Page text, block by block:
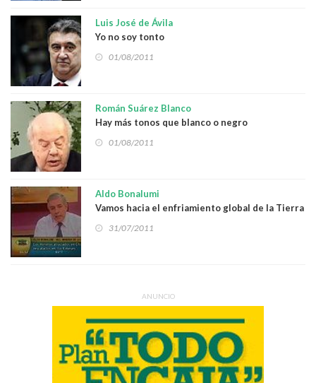
Luis José de Ávila
Yo no soy tonto
01/08/2011
Román Suárez Blanco
Hay más tonos que blanco o negro
01/08/2011
Aldo Bonalumi
Vamos hacia el enfriamiento global de la Tierra
31/07/2011
ANUNCIO